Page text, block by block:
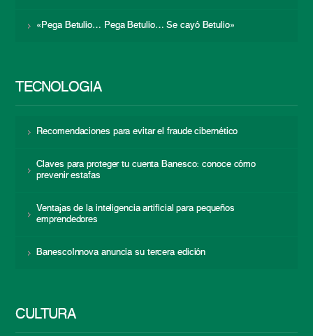
«Pega Betulio… Pega Betulio… Se cayó Betulio»
TECNOLOGÍA
Recomendaciones para evitar el fraude cibernético
Claves para proteger tu cuenta Banesco: conoce cómo
prevenir estafas
Ventajas de la inteligencia artificial para pequeños
emprendedores
BanescoInnova anuncia su tercera edición
CULTURA